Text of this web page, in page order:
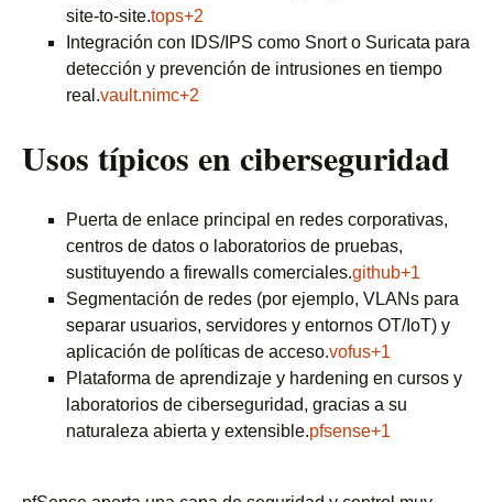
site‑to‑site.tops+2
Integración con IDS/IPS como Snort o Suricata para
detección y prevención de intrusiones en tiempo
real.vault.nimc+2
Usos típicos en ciberseguridad
Puerta de enlace principal en redes corporativas,
centros de datos o laboratorios de pruebas,
sustituyendo a firewalls comerciales.github+1
Segmentación de redes (por ejemplo, VLANs para
separar usuarios, servidores y entornos OT/IoT) y
aplicación de políticas de acceso.vofus+1
Plataforma de aprendizaje y hardening en cursos y
laboratorios de ciberseguridad, gracias a su
naturaleza abierta y extensible.pfsense+1